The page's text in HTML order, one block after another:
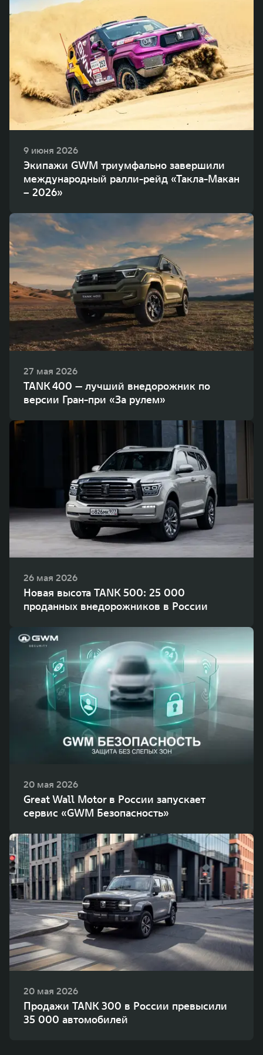
9 июня 2026
Экипажи GWM триумфально завершили
международный ралли-рейд «Такла-Макан
– 2026»
27 мая 2026
TANK 400 — лучший внедорожник по
версии Гран-при «За рулем»
26 мая 2026
Новая высота TANK 500: 25 000
проданных внедорожников в России
20 мая 2026
Great Wall Motor в России запускает
сервис «GWM Безопасность»
20 мая 2026
Продажи TANK 300 в России превысили
35 000 автомобилей